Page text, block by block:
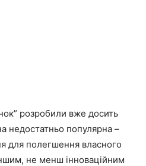
розробили вже досить
недостатньо популярна –
для полегшення власного
не менш інноваційним